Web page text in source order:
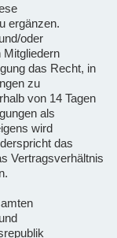
ergänzen.
oder
Mitgliedern
das Recht, in
zu
von 14 Tagen
als
wird
das
Vertragsverhältnis